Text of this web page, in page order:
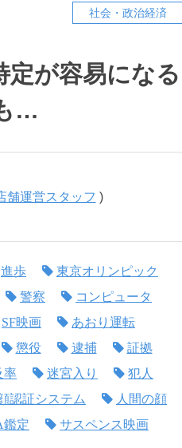
社会・政治経済
定が容易になる
…
舗運営スタッフ )
進歩
東京オリンピック
警察
コンピュータ
SF映画
あおり運転
懲役 逮捕
証拠
率 迷宮入り
犯人
認証システム
人間の顔
鑑定
サスペンス映画